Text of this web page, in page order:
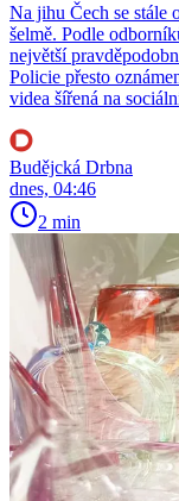
Na jihu Čech se stále
šelmě. Podle
největší
Policie přesto
videa šířená na
Budějcká Drbna
dnes, 04:46
2 min